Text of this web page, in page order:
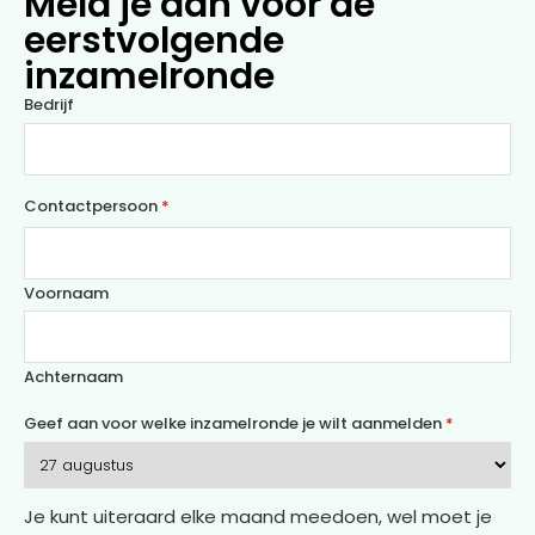
eerstvolgende
inzamelronde
Bedrijf
Contactpersoon *
Voornaam
Achternaam
Geef aan voor welke inzamelronde je wilt aanmelden *
Je kunt uiteraard elke maand meedoen, wel moet je